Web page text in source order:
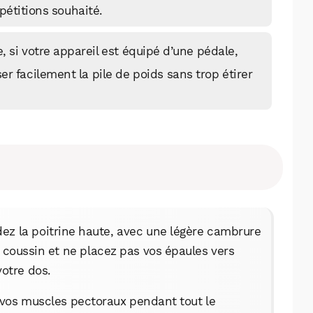
souhaité.
si votre appareil est équipé d’une pédale,
facilement la pile de poids sans trop étirer
la poitrine haute, avec une légère cambrure
et ne placez pas vos épaules vers
dos.
muscles pectoraux pendant tout le